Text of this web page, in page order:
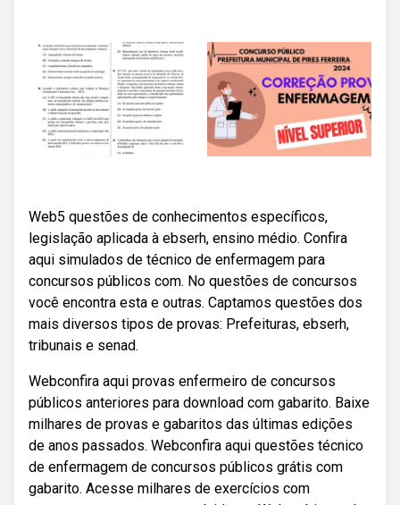
Web5 questões de conhecimentos específicos,
legislação aplicada à ebserh, ensino médio. Confira
aqui simulados de técnico de enfermagem para
concursos públicos com. No questões de concursos
você encontra esta e outras. Captamos questões dos
mais diversos tipos de provas: Prefeituras, ebserh,
tribunais e senad.
Webconfira aqui provas enfermeiro de concursos
públicos anteriores para download com gabarito. Baixe
milhares de provas e gabaritos das últimas edições
de anos passados. Webconfira aqui questões técnico
de enfermagem de concursos públicos grátis com
gabarito. Acesse milhares de exercícios com